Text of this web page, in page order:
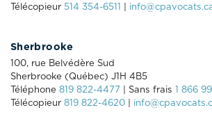
Télécopieur 514 354-6511
Sherbrooke
100, rue Belvédère Sud
Sherbrooke (Québec) J1H 4B5
Téléphone 819 822-4477 | Sans frais
1 866
Télécopieur 819 822-4620